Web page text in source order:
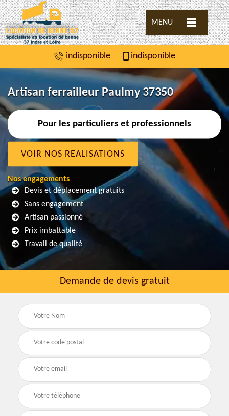
MENU
indisponible indisponible
Artisan ferrailleur Paulmy 37350
Pour les particuliers et professionnels
VOIR NOS REALISATIONS
Nos engagements
Devis et déplacement gratuits
Sans engagement
Artisan passionné
Prix imbattable
Travail de qualité
Demande de devis gratuit